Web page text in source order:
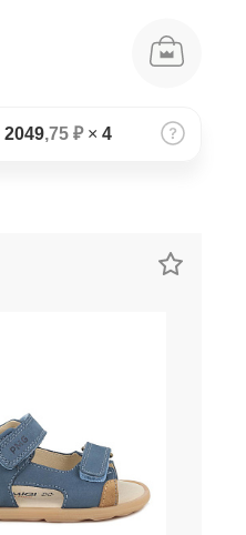
2049,75 ₽× 4